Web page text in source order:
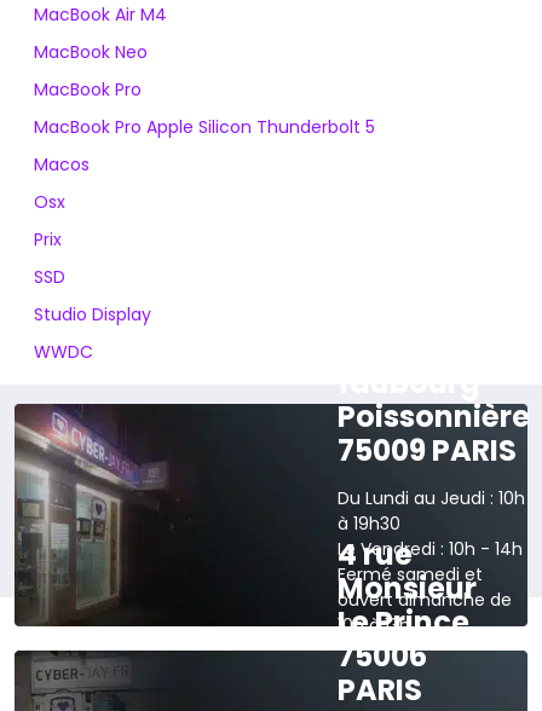
MacBook Air M4
MacBook Neo
MacBook Pro
MacBook Pro Apple Silicon Thunderbolt 5
Macos
Osx
Prix
SSD
Studio Display
WWDC
Poissonnière
75009 PARIS
Du Lundi au Jeudi : 10h
à 19h30
Le Vendredi : 10h - 14h
Fermé samedi et
ouvert dimanche de
10h à 13h
Voir sur la carte
4 rue
Monsieur
Le Prince
75006
PARIS